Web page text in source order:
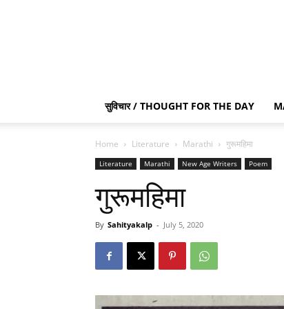
सुविचार / THOUGHT FOR THE DAY
Home Literature Marathi गुरूमहिमा
Literature Marathi New Age Writers Poem
गुरूमहिमा
By Sahityakalp - July 5, 2020